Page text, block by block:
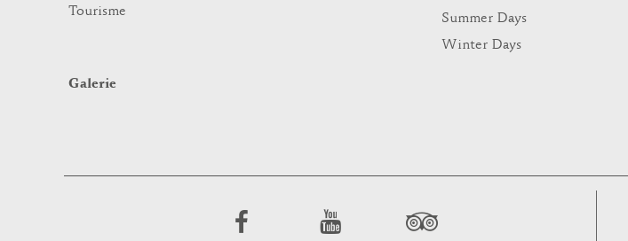
Tourisme
Summer Days
Winter Days
Galerie